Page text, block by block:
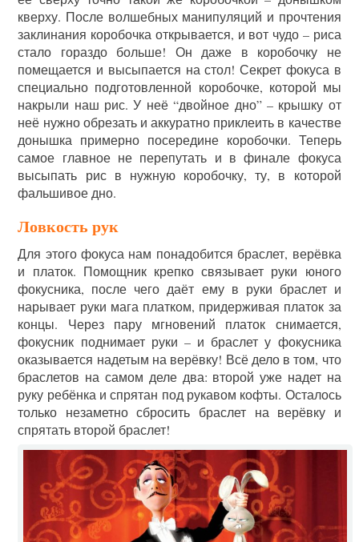
кверху. После волшебных манипуляций и прочтения
заклинания коробочка открывается, и вот чудо – риса
стало гораздо больше! Он даже в коробочку не
помещается и высыпается на стол! Секрет фокуса в
специально подготовленной коробочке, которой мы
накрыли наш рис. У неё “двойное дно” – крышку от
неё нужно обрезать и аккуратно приклеить в качестве
донышка примерно посередине коробочки. Теперь
самое главное не перепутать и в финале фокуса
высыпать рис в нужную коробочку, ту, в которой
фальшивое дно.
Ловкость рук
Для этого фокуса нам понадобится браслет, верёвка
и платок. Помощник крепко связывает руки юного
фокусника, после чего даёт ему в руки браслет и
нарывает руки мага платком, придерживая платок за
концы. Через пару мгновений платок снимается,
фокусник поднимает руки – и браслет у фокусника
оказывается надетым на верёвку! Всё дело в том, что
браслетов на самом деле два: второй уже надет на
руку ребёнка и спрятан под рукавом кофты. Осталось
только незаметно сбросить браслет на верёвку и
спрятать второй браслет!